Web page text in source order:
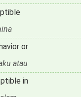
or
atau
in